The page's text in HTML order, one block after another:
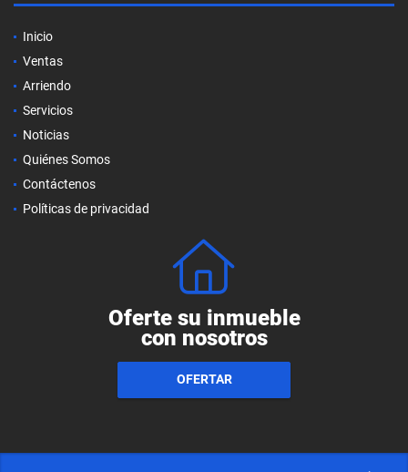
Inicio
Ventas
Arriendo
Servicios
Noticias
Quiénes Somos
Contáctenos
Políticas de privacidad
Oferte su inmueble
con nosotros
OFERTAR